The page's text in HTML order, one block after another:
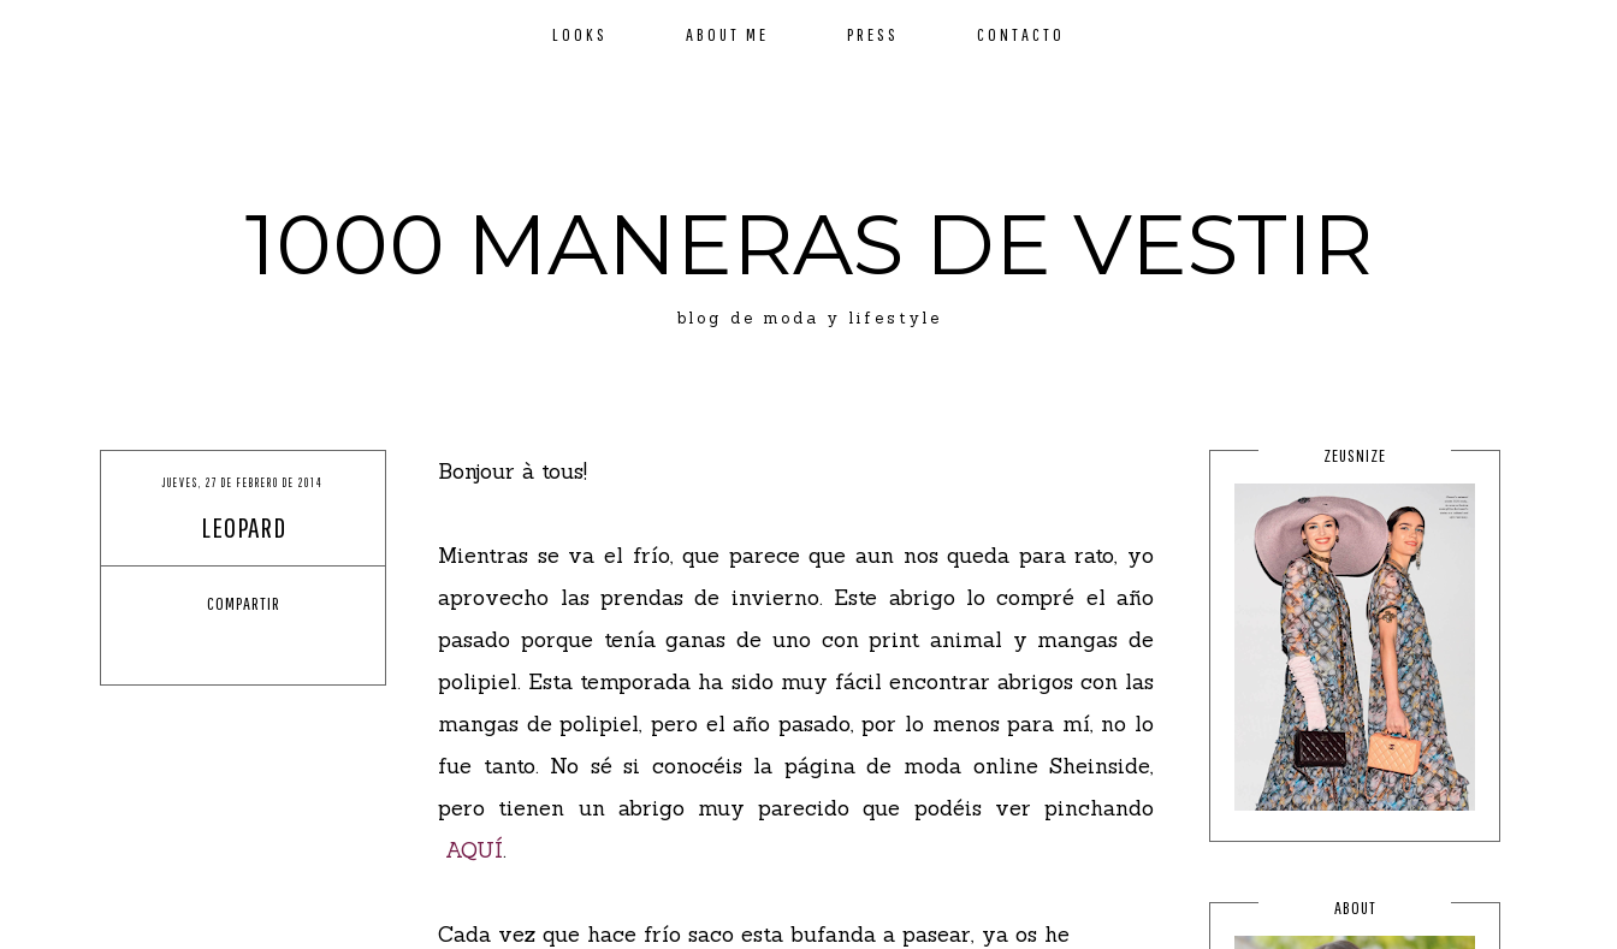
1000 MANERAS DE VESTIR
blog de moda y lifestyle
LOOKS ABOUT ME PRESS CONTACTO
JUEVES, 27 DE FEBRERO DE 2014
LEOPARD
COMPARTIR
Bonjour à tous!
Mientras se va el frío, que parece que aun nos queda para rato, yo
aprovecho las prendas de invierno. Este abrigo lo compré el año
pasado porque tenía ganas de uno con print animal y mangas de
polipiel. Esta temporada ha sido muy fácil encontrar abrigos con las
mangas de polipiel, pero el año pasado, por lo menos para mí, no lo
fue tanto. No sé si conocéis la página de moda online Sheinside,
pero tienen un abrigo muy parecido que podéis ver pinchando
AQUÍ.
Cada vez que hace frío saco esta bufanda a pasear, ya os he
ZEUSNIZE
ABOUT